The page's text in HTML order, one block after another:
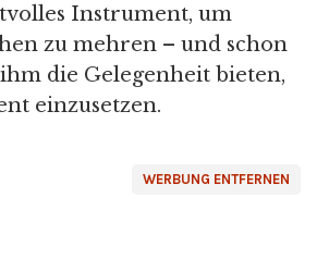
Instrument, um
zu mehren – und schon
die Gelegenheit bieten,
einzusetzen.
WERBUNG ENTFERNEN